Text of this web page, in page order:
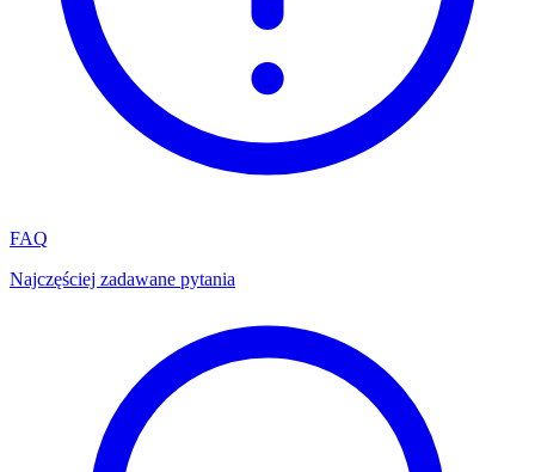
FAQ
Najczęściej zadawane pytania